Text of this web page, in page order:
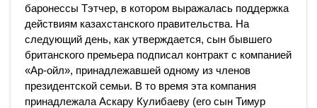
баронессы Тэтчер, в котором выражалась поддержка
действиям казахстанского правительства. На
следующий день, как утверждается, сын бывшего
британского премьера подписал контракт с компанией
«Ар-ойл», принадлежавшей одному из членов
президентской семьи. В то время эта компания
принадлежала Аскару Кулибаеву (его сын Тимур